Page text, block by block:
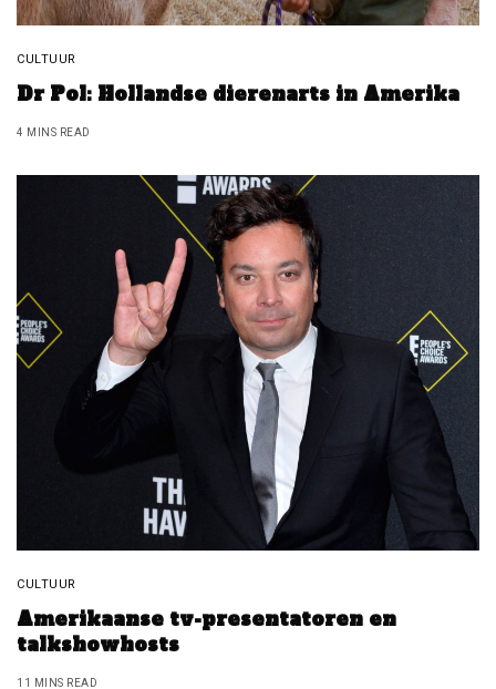
CULTUUR
Dr Pol: Hollandse dierenarts in Amerika
4 MINS READ
CULTUUR
Amerikaanse tv-presentatoren en
talkshowhosts
11 MINS READ